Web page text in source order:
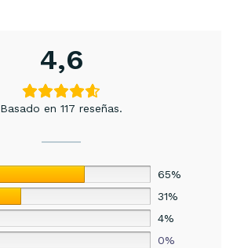
4,6
Basado en 117 reseñas.
65%
31%
4%
0%